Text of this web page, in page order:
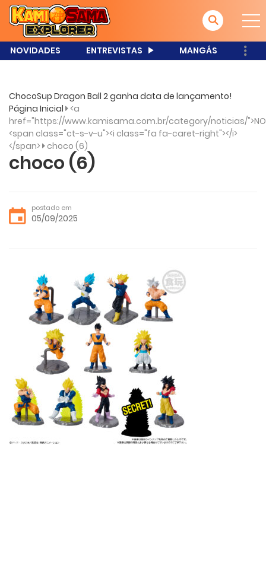
NOVIDADES ENTREVISTAS MANGÁS
ChocoSup Dragon Ball 2 ganha data de lançamento!
Página Inicial <a
href="https://www.kamisama.com.br/category/noticias/
<span class="ct-s-v-u"><i class="fa fa-caret-right"></i>
</span> choco (6)
choco (6)
postado em
05/09/2025